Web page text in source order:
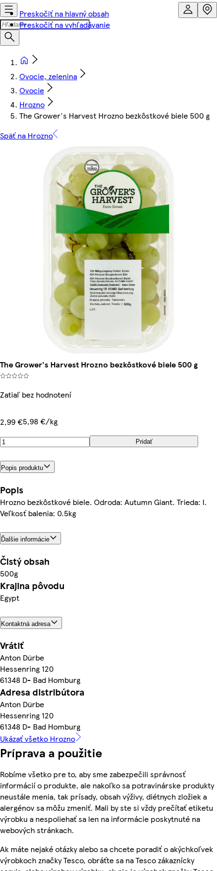
Preskočiť na hlavný obsah
Preskočiť na vyhľadávanie
Ovocie, zelenina
Ovocie
Hrozno
The Grower's Harvest Hrozno bezkôstkové biele 500 g
Späť na Hrozno
The Grower's Harvest Hrozno bezkôstkové biele 500 g
Zatiaľ bez hodnotení
2,99 €5,98 €/kg
Pridať
Popis produktu
Popis
Hrozno bezkôstkové biele. Odroda: Autumn Giant. Trieda: I.
Veľkosť balenia: 0.5kg
Ďalšie informácie
Čistý obsah
500g
Krajina pôvodu
Egypt
Kontaktná adresa
Vrátiť
Anton Dürbe
Hessenring 120
61348 D- Bad Homburg
Adresa distribútora
Anton Dürbe
Hessenring 120
61348 D- Bad Homburg
Ukázať všetko Hrozno
Príprava a použitie
Robíme všetko pre to, aby sme zabezpečili správnosť
informácií o produkte, ale nakoľko sa potravinárske produkty
neustále menia, tak prísady, obsah výživy, diétnych zložiek a
alergénov sa môžu zmeniť. Mali by ste si vždy prečítať etiketu
výrobku a nespoliehať sa len na informácie poskytnuté na
webových stránkach.
Ak máte nejaké otázky alebo sa chcete poradiť o akýchkoľvek
výrobkoch značky Tesco, obráťte sa na Tesco zákaznícky